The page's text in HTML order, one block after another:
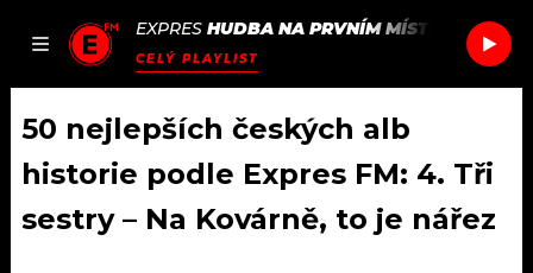
JAK
SEZNAM.CZ
EXPRES HUDBA NA PRVNÍM MÍSTĚ WYFE
CELÝ PLAYLIST
50 nejlepších českých alb
historie podle Expres FM: 4. Tři
sestry – Na Kovárně, to je nářez